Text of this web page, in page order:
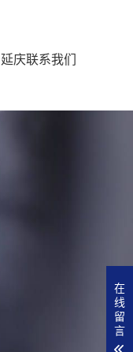
延庆联系我们
在
线
留
言